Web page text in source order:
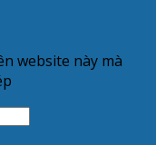
website này mà